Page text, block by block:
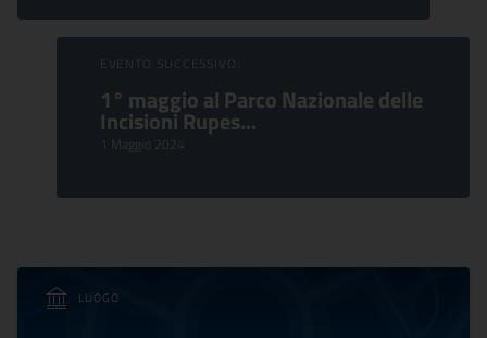
EVENTO SUCCESSIVO:
1° maggio al Parco Nazionale delle
Incisioni Rupes...
1 Maggio 2024
LUOGO